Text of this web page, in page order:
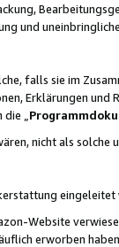
und
falls sie im
Erklärungen
„
nicht als solche
eingeleitet
Website
erworben